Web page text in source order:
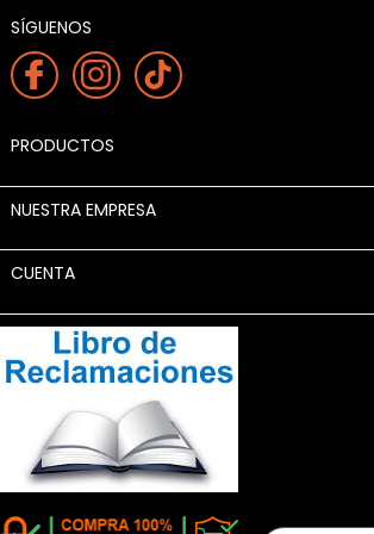
SÍGUENOS
PRODUCTOS
NUESTRA EMPRESA
CUENTA